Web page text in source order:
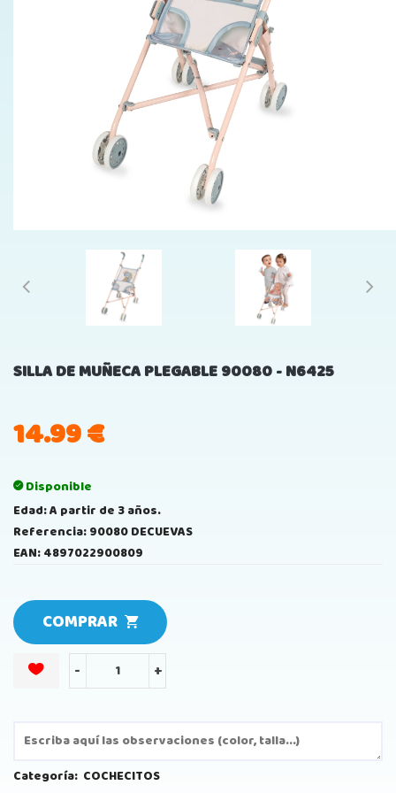
SILLA DE MUÑECA PLEGABLE 90080 - N6425
14.99€
Disponible
Edad: A partir de 3 años.
Referencia: 90080 DECUEVAS
EAN: 4897022900809
COMPRAR
- +
Categoría: COCHECITOS